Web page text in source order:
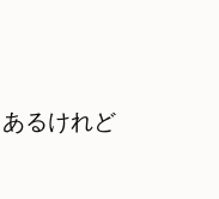
るけれど